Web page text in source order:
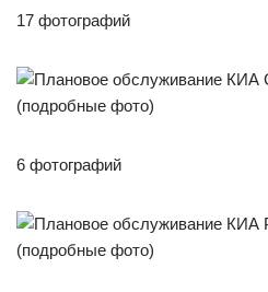
17 фотографий
6 фотографий